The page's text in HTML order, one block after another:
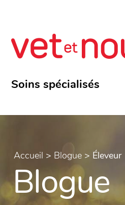
Soins spécialisés
Accueil > Blogue > Éleveur
Blogue